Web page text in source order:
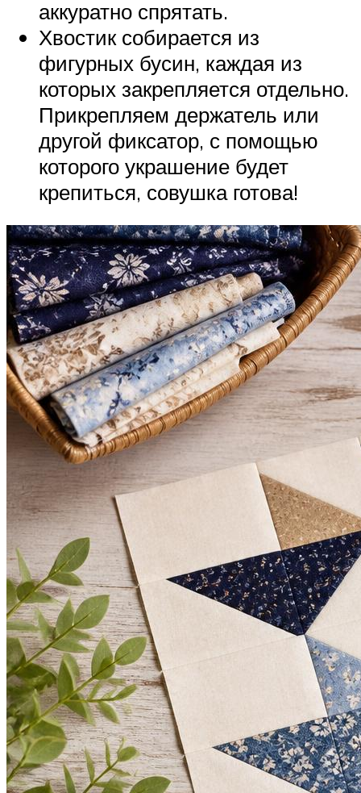
аккуратно спрятать.
Хвостик собирается из
фигурных бусин, каждая из
которых закрепляется отдельно.
Прикрепляем держатель или
другой фиксатор, с помощью
которого украшение будет
крепиться, совушка готова!